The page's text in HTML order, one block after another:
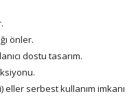
önler.
dostu tasarım.
serbest kullanım imkanı